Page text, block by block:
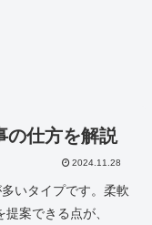
の仕方を解説
2024.11.28
いタイプです。柔軟
案できる点が、